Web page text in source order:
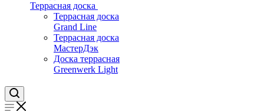
Террасная доска
Террасная доска
Grand Line
Террасная доска
МастерДэк
Доска террасная
Greenwerk Light